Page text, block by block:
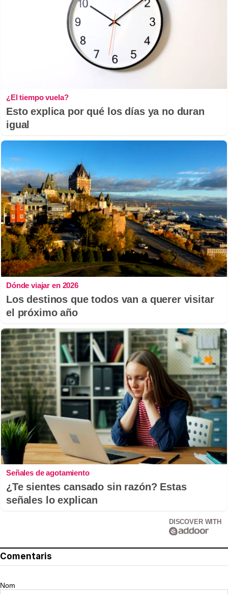
¿El tiempo vuela?
Esto explica por qué los días ya no duran
igual
Dónde viajar en 2026
Los destinos que todos van a querer visitar
el próximo año
Señales de agotamiento
¿Te sientes cansado sin razón? Estas
señales lo explican
DISCOVER WITH
Comentaris
Nom